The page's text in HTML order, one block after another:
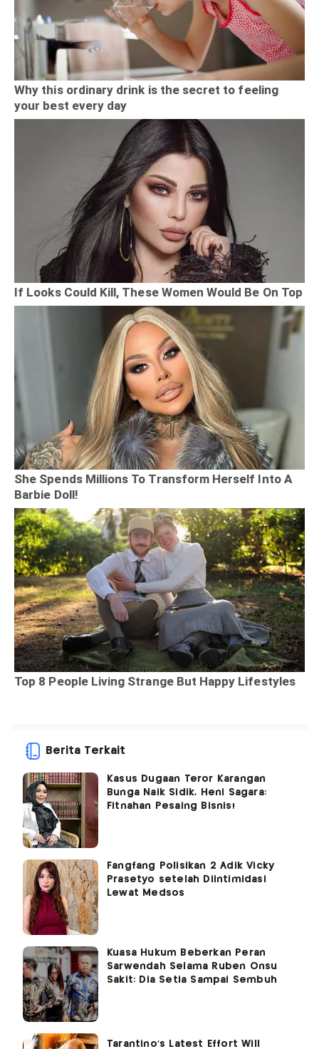
Berita Terkait
Kasus Dugaan Teror Karangan
Bunga Naik Sidik, Heni Sagara:
Fitnahan Pesaing Bisnis!
Fangfang Polisikan 2 Adik Vicky
Prasetyo setelah Diintimidasi
Lewat Medsos
Kuasa Hukum Beberkan Peran
Sarwendah Selama Ruben Onsu
Sakit: Dia Setia Sampai Sembuh